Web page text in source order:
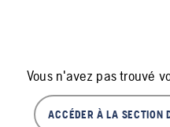
Vous n'avez pas trouvé
ACCÉDER À LA SECTION